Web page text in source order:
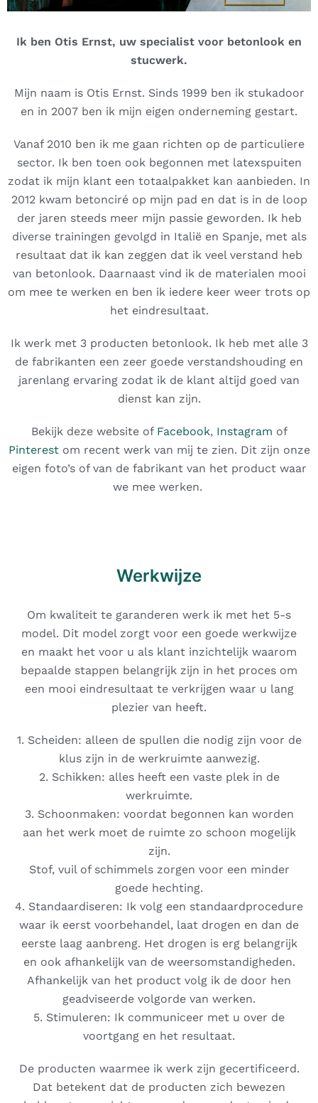
Ik ben Otis Ernst, uw specialist voor betonlook en
stucwerk.
Mijn naam is Otis Ernst. Sinds 1999 ben ik stukadoor
en in 2007 ben ik mijn eigen onderneming gestart.
Vanaf 2010 ben ik me gaan richten op de particuliere
sector. Ik ben toen ook begonnen met latexspuiten
zodat ik mijn klant een totaalpakket kan aanbieden. In
2012 kwam betonciré op mijn pad en dat is in de loop
der jaren steeds meer mijn passie geworden. Ik heb
diverse trainingen gevolgd in Italië en Spanje, met als
resultaat dat ik kan zeggen dat ik veel verstand heb
van betonlook. Daarnaast vind ik de materialen mooi
om mee te werken en ben ik iedere keer weer trots op
het eindresultaat.
Ik werk met 3 producten betonlook. Ik heb met alle 3
de fabrikanten een zeer goede verstandshouding en
jarenlang ervaring zodat ik de klant altijd goed van
dienst kan zijn.
Bekijk deze website of Facebook, Instagram of
Pinterestom recent werk van mij te zien. Dit zijn onze
eigen foto’s of van de fabrikant van het product waar
we mee werken.
Werkwijze
Om kwaliteit te garanderen werk ik met het 5-s
model. Dit model zorgt voor een goede werkwijze
en maakt het voor u als klant inzichtelijk waarom
bepaalde stappen belangrijk zijn in het proces om
een mooi eindresultaat te verkrijgen waar u lang
plezier van heeft.
1. Scheiden: alleen de spullen die nodig zijn voor de
klus zijn in de werkruimte aanwezig.
2. Schikken: alles heeft een vaste plek in de
werkruimte.
3. Schoonmaken: voordat begonnen kan worden
aan het werk moet de ruimte zo schoon mogelijk
zijn.
Stof, vuil of schimmels zorgen voor een minder
goede hechting.
4. Standaardiseren: Ik volg een standaardprocedure
waar ik eerst voorbehandel, laat drogen en dan de
eerste laag aanbreng. Het drogen is erg belangrijk
en ook afhankelijk van de weersomstandigheden.
Afhankelijk van het product volg ik de door hen
geadviseerde volgorde van werken.
5. Stimuleren: Ik communiceer met u over de
voortgang en het resultaat.
De producten waarmee ik werk zijn gecertificeerd.
Dat betekent dat de producten zich bewezen